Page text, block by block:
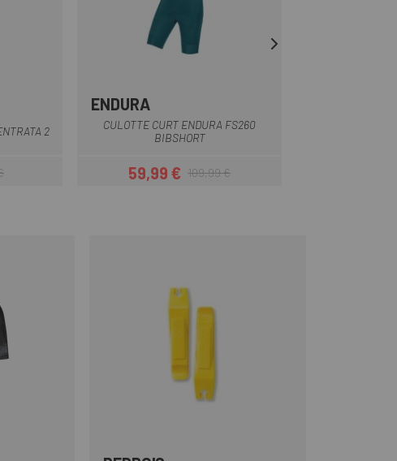
2
Blau
ENDURA
CULOTTE CURT ENDURA FS260
BIBSHORT
Preu
59,99 €Preu regular
109,99 €